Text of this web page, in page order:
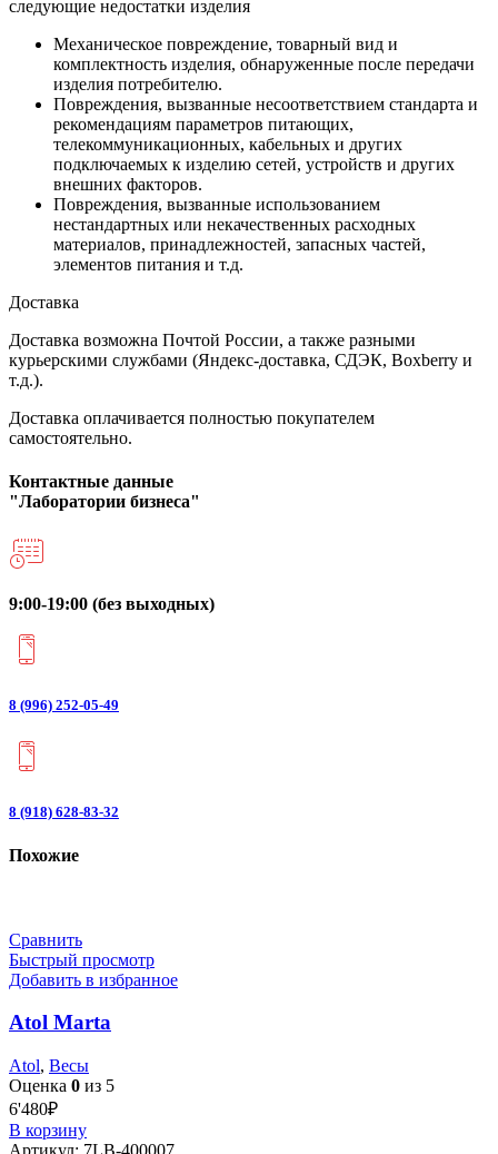
следующие недостатки изделия
Механическое повреждение, товарный вид и
комплектность изделия, обнаруженные после передачи
изделия потребителю.
Повреждения, вызванные несоответствием стандарта и
рекомендациям параметров питающих,
телекоммуникационных, кабельных и других
подключаемых к изделию сетей, устройств и других
внешних факторов.
Повреждения, вызванные использованием
нестандартных или некачественных расходных
материалов, принадлежностей, запасных частей,
элементов питания и т.д.
Доставка
Доставка возможна Почтой России, а также разными
курьерскими службами (Яндекс-доставка, СДЭК, Boxberry и
т.д.).
Доставка оплачивается полностью покупателем
самостоятельно.
Контактные данные
"Лаборатории бизнеса"
9:00-19:00 (без выходных)
8 (996) 252-05-49
8 (918) 628-83-32
Похожие
Сравнить
Быстрый просмотр
Добавить в избранное
Atol Marta
Atol, Весы
Оценка 0 из 5
6'480₽
В корзину